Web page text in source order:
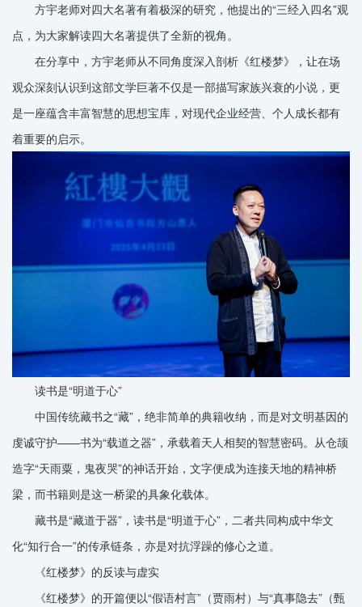
方宇老师对四大名著有着极深的研究，他提出的“三经入四名”观
点，为大家解读四大名著提供了全新的视角。
在分享中，方宇老师从不同角度深入剖析《红楼梦》，让在场
观众深刻认识到这部文学巨著不仅是一部描写家族兴衰的小说，更
是一座蕴含丰富智慧的思想宝库，对现代企业经营、个人成长都有
着重要的启示。
读书是“明道于心”
中国传统藏书之“藏”，绝非简单的典籍收纳，而是对文明基因的
虔诚守护——书为“载道之器”，承载着天人相契的智慧密码。从仓颉
造字“天雨粟，鬼夜哭”的神话开始，文字便成为连接天地的精神桥
梁，而书籍则是这一桥梁的具象化载体。
藏书是“藏道于器”，读书是“明道于心”，二者共同构成中华文
化“知行合一”的传承链条，亦是对抗浮躁的修心之道。
《红楼梦》的反读与虚实
《红楼梦》的开篇便以“假语村言”（贾雨村）与“真事隐去”（甄